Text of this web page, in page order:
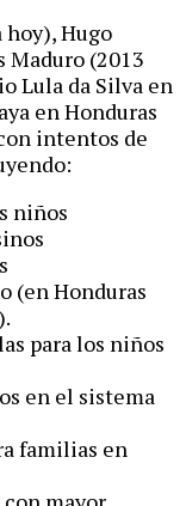
hoy), Hugo
Maduro (2013
Lula da Silva en
en Honduras
intentos de
niños
(en Honduras
para los niños
en el sistema
familias en